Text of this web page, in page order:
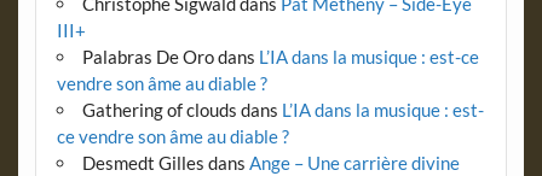
III+
Palabras De Orodans L’IA dans la musique : est-ce
vendre son âme au diable ?
Gathering of clouds dans L’IA dans la musique : est-
ce vendre son âme au diable ?
Desmedt Gilles dans Ange – Une carrière divine